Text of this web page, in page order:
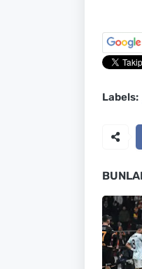
Labels: